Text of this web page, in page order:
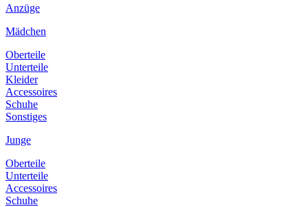
Anzüge
Mädchen
Oberteile
Unterteile
Kleider
Accessoires
Schuhe
Sonstiges
Junge
Oberteile
Unterteile
Accessoires
Schuhe